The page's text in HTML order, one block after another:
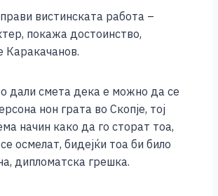
вистинската работа –
покажа достоинство,
Каракачанов.
дали смета дека е можно да се
нон грата во Скопје, тој
начин како да го сторат тоа,
осмелат, бидејќи тоа би било
дипломатска грешка.